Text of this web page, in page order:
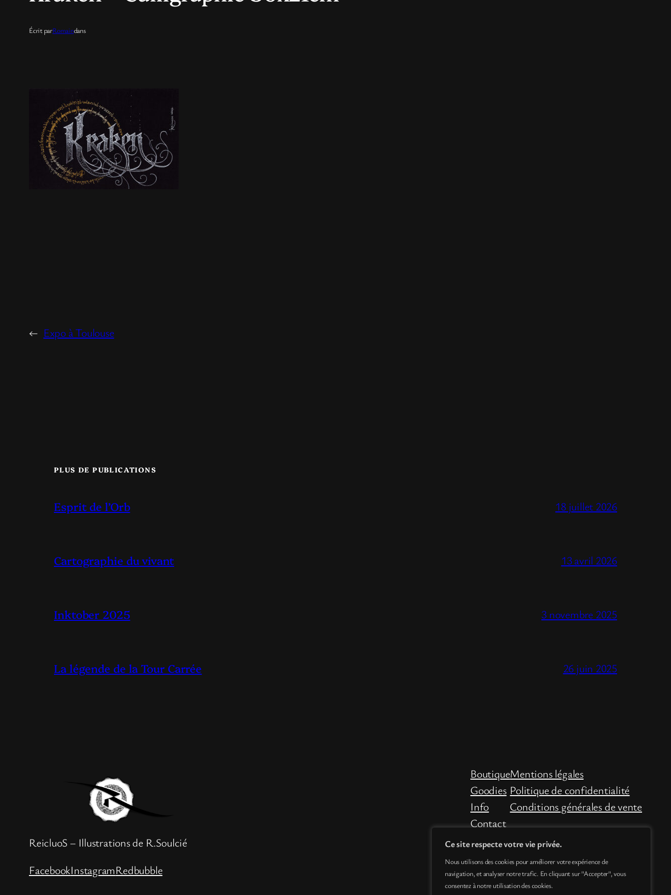
Ce site respecte votre vie privée.
Nous utilisons des cookies pour améliorer votre expérience de
navigation, et analyser notre trafic. En cliquant sur "Accepter", vous
consentez à notre utilisation des cookies.
Écrit parRomaindans
← Expo à Toulouse
PLUS DE PUBLICATIONS
Esprit de l’Orb 18 juillet 2026
Cartographie du vivant 13 avril 2026
Inktober 2025 3 novembre 2025
La légende de la Tour Carrée 26 juin 2025
ReicluoS – Illustrations de R.Soulcié
FacebookInstagramRedbubble
Boutique
Goodies
Info
Contact
Mentions légales
Politique de confidentialité
Conditions générales de vente